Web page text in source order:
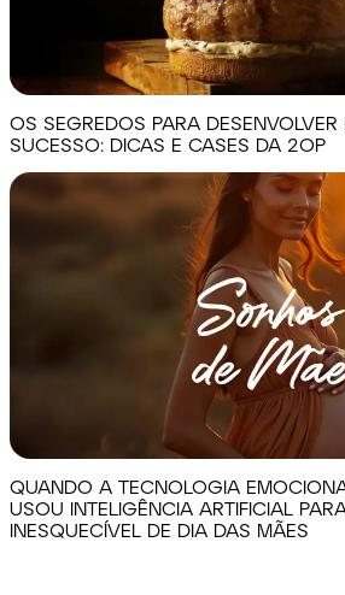
OS SEGREDOS PARA
SUCESSO: DICAS E CASES DA 2OP
QUANDO A TECNOLOGIA
USOU INTELIGÊNCIA ARTIFICIAL
INESQUECÍVEL DE DIA DAS MÃES